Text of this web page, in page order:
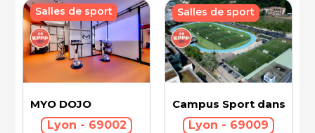
MYO DOJO
Lyon - 69002
Salles de sport
Campus Sport dans la
Lyon - 69009
Salles de sport